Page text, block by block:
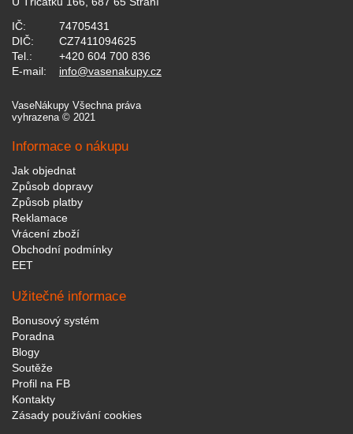
IČ:
74705431
DIČ:
CZ7411094625
Tel.:
+420 604 700 836
E-mail:
info@vasenakupy.cz
VaseNákupy Všechna práva
vyhrazena © 2021
Informace o nákupu
Jak objednat
Způsob dopravy
Způsob platby
Reklamace
Vrácení zboží
Obchodní podmínky
EET
Užitečné informace
Bonusový systém
Poradna
Blogy
Soutěže
Profil na FB
Kontakty
Zásady používání cookies